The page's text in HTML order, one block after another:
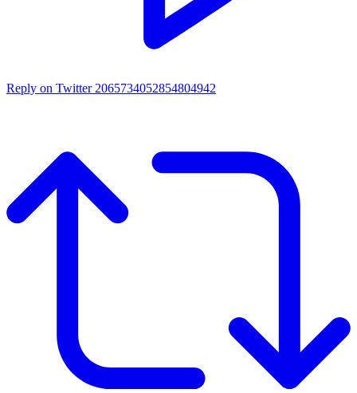
Reply on Twitter 2065734052854804942